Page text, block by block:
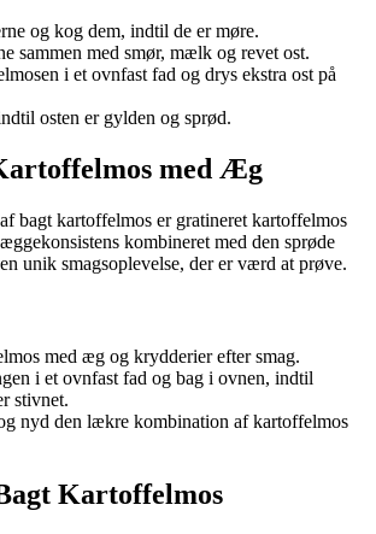
og kog dem, indtil de er møre.
sammen med smør, mælk og revet ost.
i et ovnfast fad og drys ekstra ost på
osten er gylden og sprød.
med Æg
bagt kartoffelmos er gratineret kartoffelmos
kombineret med den sprøde
unik smagsoplevelse, der er værd at prøve.
med æg og krydderier efter smag.
i et ovnfast fad og bag i ovnen, indtil
stivnet.
nyd den lækre kombination af kartoffelmos
Kartoffelmos